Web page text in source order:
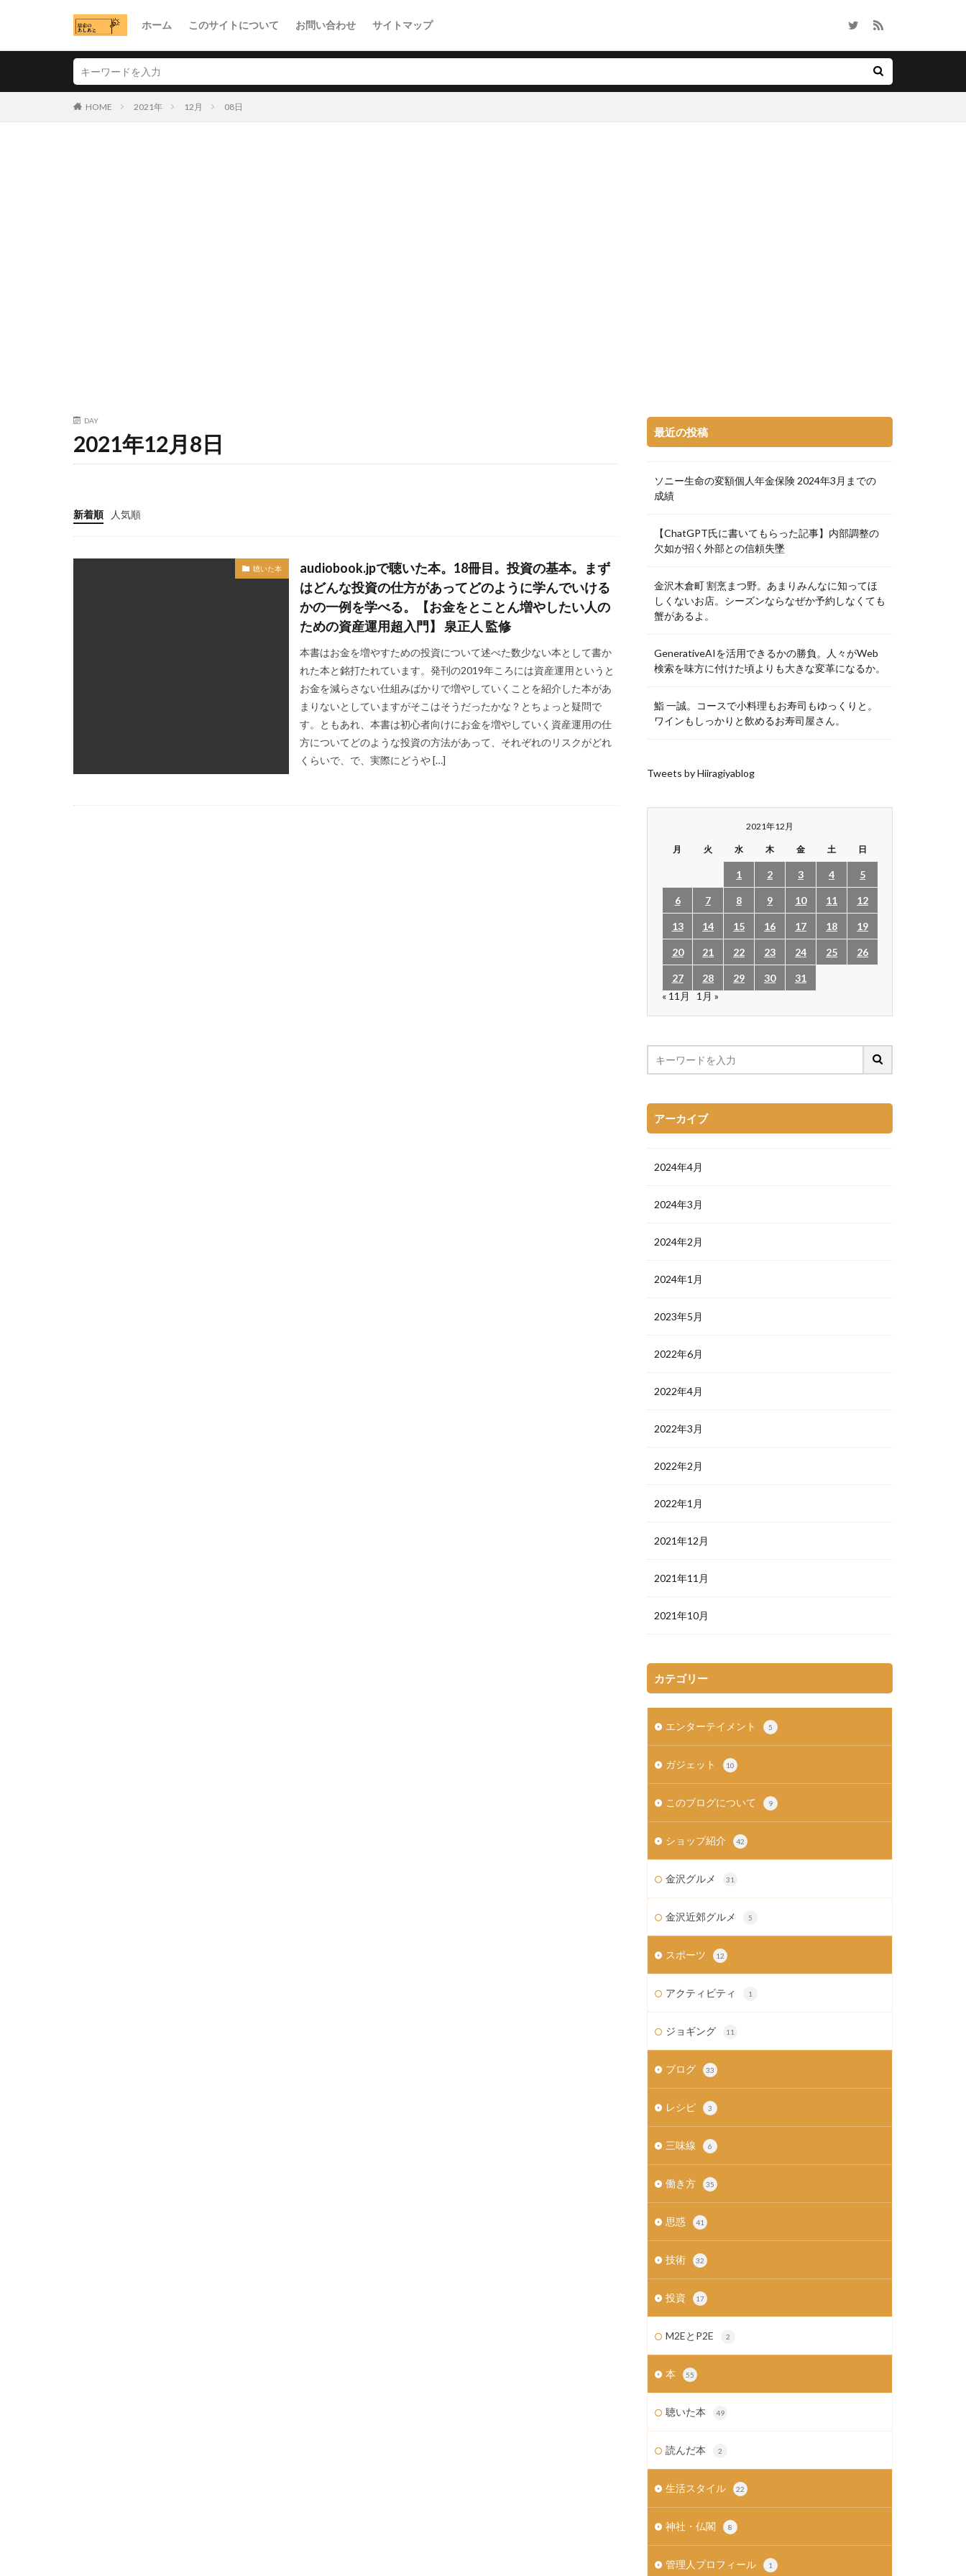
ホーム このサイトについて お問い合わせ サイトマップ
HOME 2021年 12月 08日
DAY
2021年12月8日
新着順 人気順
聴いた本
audiobook.jpで聴いた本。18冊目。投資の基本。まず
はどんな投資の仕方があってどのように学んでいける
かの一例を学べる。【お金をとことん増やしたい人の
ための資産運用超入門】 泉正人 監修
本書はお金を増やすための投資について述べた数少ない本として書か
れた本と銘打たれています。発刊の2019年ころには資産運用というと
お金を減らさない仕組みばかりで増やしていくことを紹介した本があ
まりないとしていますがそこはそうだったかな？とちょっと疑問で
す。ともあれ、本書は初心者向けにお金を増やしていく資産運用の仕
方についてどのような投資の方法があって、それぞれのリスクがどれ
くらいで、で、実際にどうや […]
最近の投稿
ソニー生命の変額個人年金保険 2024年3月までの
成績
【ChatGPT氏に書いてもらった記事】内部調整の
欠如が招く外部との信頼失墜
金沢木倉町 割烹まつ野。あまりみんなに知ってほ
しくないお店。シーズンならなぜか予約しなくても
蟹があるよ。
GenerativeAIを活用できるかの勝負。人々がWeb
検索を味方に付けた頃よりも大きな変革になるか。
鮨 一誠。コースで小料理もお寿司もゆっくりと。
ワインもしっかりと飲めるお寿司屋さん。
Tweets by Hiiragiyablog
2021年12月
月 火 水 木 金 土 日
1 2 3 4 5
6 7 8 9 10 11 12
13 14 15 16 17 18 19
20 21 22 23 24 25 26
27 28 29 30
31
« 11月
1月 »
アーカイブ
2024年4月
2024年3月
2024年2月
2024年1月
2023年5月
2022年6月
2022年4月
2022年3月
2022年2月
2022年1月
2021年12月
2021年11月
2021年10月
カテゴリー
エンターテイメント 5
ガジェット 10
このブログについて 9
ショップ紹介 42
金沢グルメ 31
金沢近郊グルメ 5
スポーツ 12
アクティビティ 1
ジョギング 11
ブログ 33
レシピ 3
三味線 6
働き方 35
思惑 41
技術 32
投資 17
M2EとP2E 2
本 55
聴いた本 49
読んだ本 2
生活スタイル 22
神社・仏閣 8
管理人プロフィール 1